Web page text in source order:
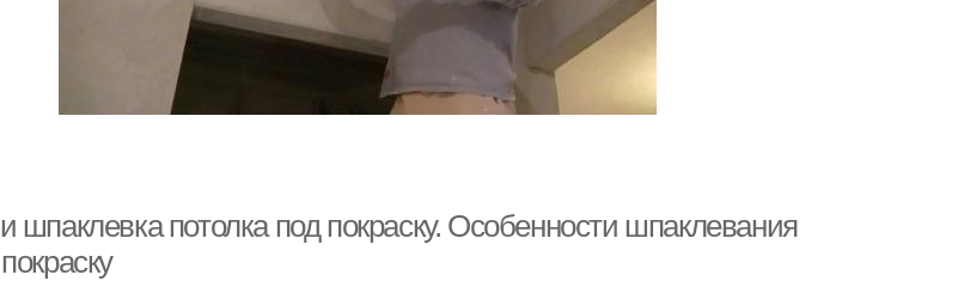
шпаклевка потолка под покраску. Особенности шпаклевания